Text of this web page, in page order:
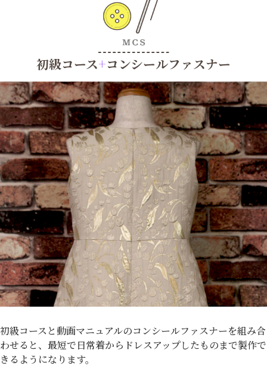
初級コース+コンシールファスナー
初級コースと動画マニュアルのコンシールファスナーを組み合
わせると、最短で日常着からドレスアップしたものまで製作で
きるようになります。